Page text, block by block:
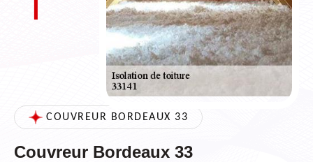
COUVREUR BORDEAUX 33
Couvreur Bordeaux 33